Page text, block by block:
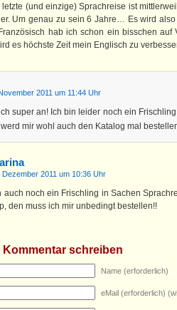
letzte (und einzige) Sprachreise ist
Um genau zu sein 6 Jahre… Es wird
hab ich schon ein bisschen auf
es höchste Zeit mein Englisch zu
2011 um 11:44 Uhr
super an! Ich bin leider noch ein
werd mir wohl auch den Katalog mal
Dezember 2011 um 10:36 Uhr
auch noch ein Frischling in Sachen
den muss ich mir unbedingt bestellen!!
Kommentar schreiben
Name (erforderlich)
eMail (erforderlich)